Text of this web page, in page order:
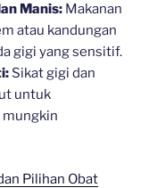
Manis: Makanan
atau kandungan
gigi yang sensitif.
Sikat gigi dan
untuk
mungkin
Pilihan Obat